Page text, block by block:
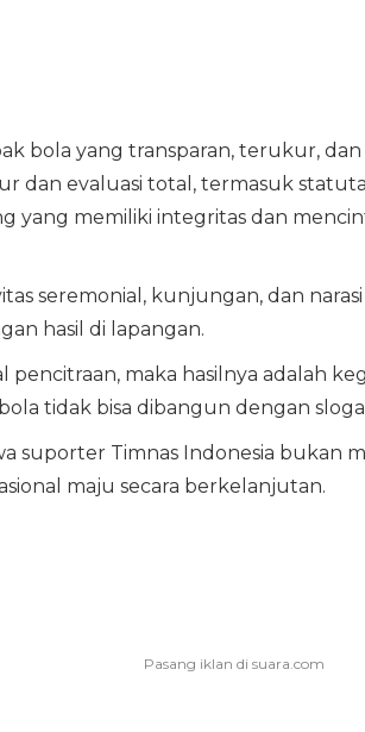
bola yang transparan, terukur,
dan evaluasi total, termasuk
yang memiliki integritas dan
seremonial, kunjungan, dan
hasil di lapangan.
pencitraan, maka hasilnya adalah
tidak bisa dibangun dengan
suporter Timnas Indonesia bukan
maju secara berkelanjutan.